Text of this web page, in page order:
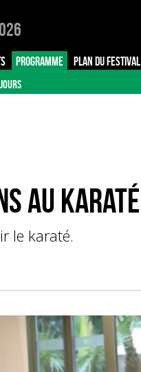
PROGRAMME PLAN DU FESTIVAL
au Karaté
le karaté.